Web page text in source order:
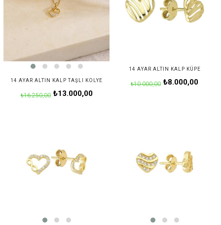
14 AYAR ALTIN KALP TAŞLI KOLYE
₺13.000,00
₺16.250,00
14 AYAR ALTIN KALP KÜPE
₺8.000,00
₺10.000,00